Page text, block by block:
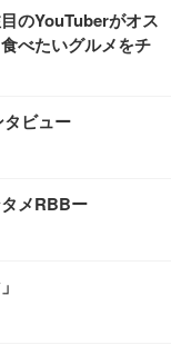
のYouTuberがオス
べたいグルメをチ
タビュー
メRBBー